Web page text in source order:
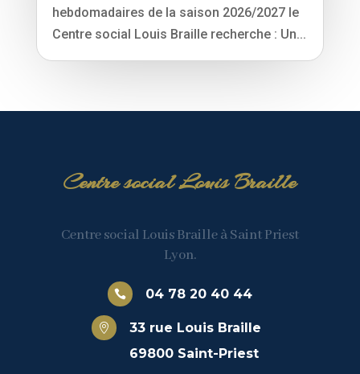
hebdomadaires de la saison 2026/2027 le
Centre social Louis Braille recherche : Un...
Centre social Louis Braille
Centre social Louis Braille à Saint Priest
Lyon.
 04 78 20 40 44

33 rue Louis Braille
69800 Saint-Priest